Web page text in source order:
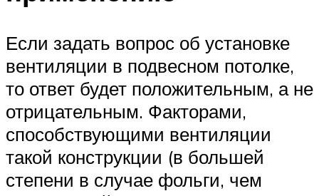
Если задать вопрос об установке
вентиляции в подвесном потолке,
то ответ будет положительным, а не
отрицательным. Факторами,
способствующими вентиляции
такой конструкции (в большей
степени в случае фольги, чем